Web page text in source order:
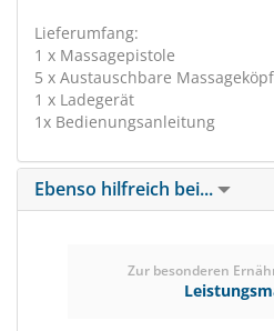
Lieferumfang:
1 x Massagepistole
5 x Austauschbare
1 x Ladegerät
1x Bedienungsanleitung
Ebenso hilfreich bei...
Zur besonderen